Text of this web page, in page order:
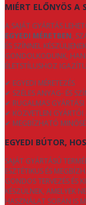
MIÉRT ELŐNYÖS A
A SAJÁT GYÁRTÁS
EGYEDI MÉRETBEN,
ÉS SZÍNNEL
GONDOLKODUNK,
ÉLETSTÍLUSHOZ
✔ EGYEDI MÉRETEZÉS
✔ SZÉLES ANYAG- ÉS
✔ RUGALMAS GYÁRTÁSI
✔ KÖZVETLEN GYÁRTÓI
✔ MEGBÍZHATÓ
EGYEDI BÚTOR,
SAJÁT GYÁRTÁSÚ
ESZTÉTIKUS ÉS
GONDOS TERVEZÉS ÉS
KÉSZÜLNEK, AMELYEK
HASZNÁLAT SORÁN IS